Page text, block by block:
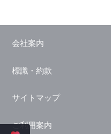
国内観光ガイド
旅行・観光情報
会社案内
標識・約款
サイトマップ
ご利用案内